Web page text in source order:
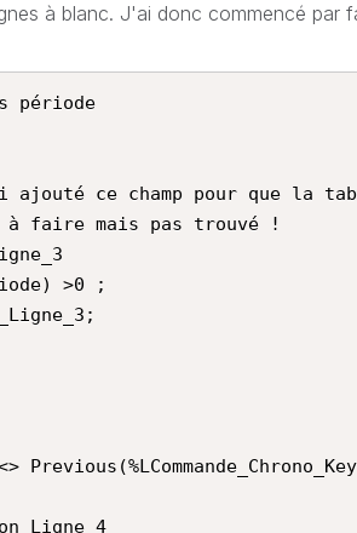
à blanc. J'ai donc commencé par
période
à faire mais pas trouvé !
>0 ;